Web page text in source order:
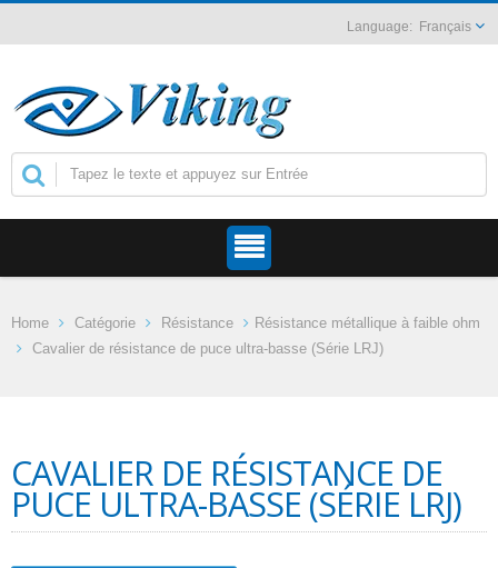
Français
Home Catégorie Résistance
Résistance métallique à faible ohm
Cavalier de résistance de puce ultra-basse (Série LRJ)
CAVALIER DE RÉSISTANCE DE
PUCE ULTRA-BASSE (SÉRIE LRJ)